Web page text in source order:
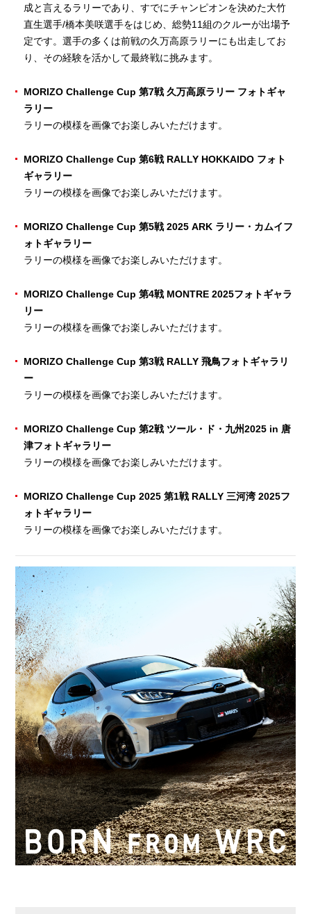
成と言えるラリーであり、すでにチャンピオンを決めた大竹
直生選手/橋本美咲選手をはじめ、総勢11組のクルーが出場予
定です。選手の多くは前戦の久万高原ラリーにも出走してお
り、その経験を活かして最終戦に挑みます。
MORIZO Challenge Cup 第7戦 久万高原ラリー フォトギャ
ラリー
ラリーの模様を画像でお楽しみいただけます。
MORIZO Challenge Cup 第6戦 RALLY HOKKAIDO フォト
ギャラリー
ラリーの模様を画像でお楽しみいただけます。
MORIZO Challenge Cup 第5戦 2025 ARK ラリー・カムイフ
ォトギャラリー
ラリーの模様を画像でお楽しみいただけます。
MORIZO Challenge Cup 第4戦 MONTRE 2025フォトギャラ
リー
ラリーの模様を画像でお楽しみいただけます。
MORIZO Challenge Cup 第3戦 RALLY 飛鳥フォトギャラリ
ー
ラリーの模様を画像でお楽しみいただけます。
MORIZO Challenge Cup 第2戦 ツール・ド・九州2025 in 唐
津フォトギャラリー
ラリーの模様を画像でお楽しみいただけます。
MORIZO Challenge Cup 2025 第1戦 RALLY 三河湾 2025フ
ォトギャラリー
ラリーの模様を画像でお楽しみいただけます。